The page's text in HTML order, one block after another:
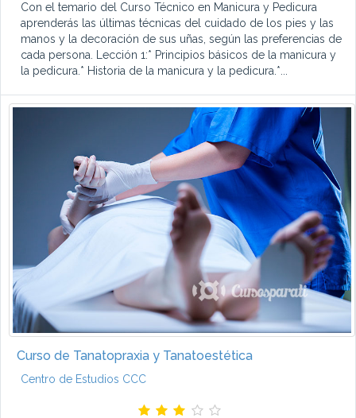
Con el temario del Curso Técnico en Manicura y Pedicura
aprenderás las últimas técnicas del cuidado de los pies y las
manos y la decoración de sus uñas, según las preferencias de
cada persona. Lección 1:* Principios básicos de la manicura y
la pedicura.* Historia de la manicura y la pedicura.*...
Curso de Tanatopraxia y Tanatoestética
Centro de Estudios CCC